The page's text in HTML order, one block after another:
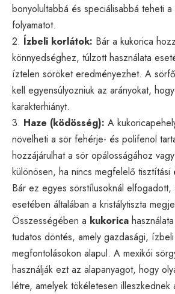
bonyolultabbá és speciálisabbá teheti
folyamatot.
2. Ízbeli korlátok: Bár a kukorica
könnyedséghez, túlzott használata
íztelen söröket eredményezhet. A
kell egyensúlyozniuk az arányokat,
karakterhiányt.
3. Haze (ködösség): A
növelheti a sör fehérje- és polifenol
hozzájárulhat a sör opálosságához
különösen, ha nincs megfelelő tisztítási
Bár ez egyes sörstílusoknál elfogadott,
esetében általában a kristálytiszta
Összességében a kukorica
tudatos döntés, amely gazdasági,
megfontolásokon alapul. A mexikói
használják ezt az alapanyagot, hogy
létre, amelyek tökéletesen illeszkednek